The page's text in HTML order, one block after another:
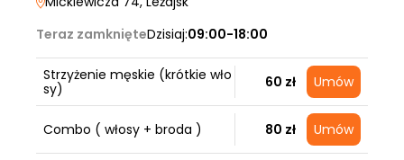
Teraz zamknięteDzisiaj:09:00-18:00
Strzyżenie męskie (krótkie wło
sy)
60 zł Umów
Combo ( włosy + broda ) 80 zł Umów